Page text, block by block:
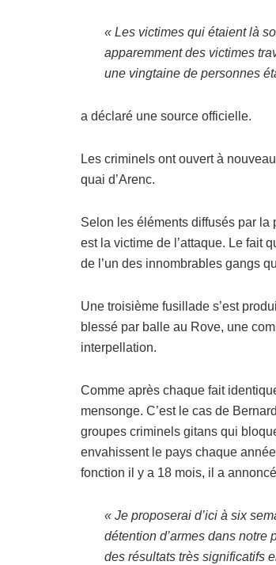
« Les victimes qui étaient là
apparemment des victimes
une vingtaine de personnes
a déclaré une source officielle.
Les criminels ont ouvert à
quai d’Arenc.
Selon les éléments diffusés par la
est la victime de l’attaque. Le fait
de l’un des innombrables gangs
Une troisième fusillade s’est
blessé par balle au Rove, une
interpellation.
Comme après chaque fait
mensonge. C’est le cas de
groupes criminels gitans qui
envahissent le pays chaque
fonction il y a 18 mois, il a
« Je proposerai d’ici à six
détention d’armes dans
des résultats très significatifs